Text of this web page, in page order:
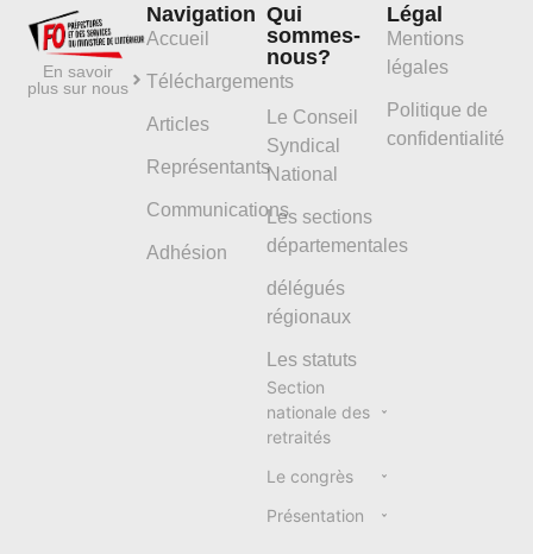
En savoir
plus sur nous
Navigation
Accueil
Téléchargements
Articles
Représentants
Communications
Adhésion
Qui
sommes-
nous?
Le Conseil
Syndical
National
Les sections
départementales
délégués
régionaux
Les statuts
Section
nationale des
retraités
Le congrès
Présentation
Légal
Mentions
légales
Politique de
confidentialité